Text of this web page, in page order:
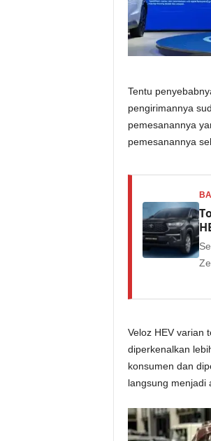
Tentu
pengirimannya
pemesanannya
pemesanannya
Veloz HEV varian
diperkenalkan
konsumen dan
langsung menjadi